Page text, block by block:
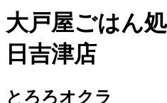
大戸屋ごはん
日吉津店
とろろオクラ